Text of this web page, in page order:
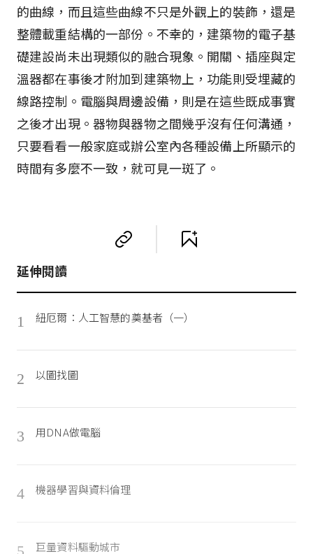
的曲線，而且這些曲線不只是外觀上的裝飾，還是
整體載重結構的一部份。不幸的，建築物的電子基
礎建設尚未出現類似的融合現象。開關、插座與定
溫器都在事後才附加到建築物上，功能則受埋藏的
線路控制。電腦與周邊設備，則是在這些既成事實
之後才出現。器物與器物之間幾乎沒有任何溝通，
只要看看一般家庭或辦公室內各種設備上所顯示的
時間有多麼不一致，就可見一斑了。
延伸閱讀
1 紐厄爾：人工智慧的奠基者（一）
2 以圖找圖
3 用DNA做電腦
4 機器學習與資料倫理
巨量資料驅動城市